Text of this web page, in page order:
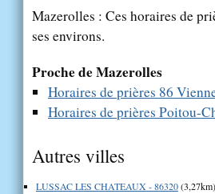
Mazerolles : Ces horaires de
ses environs.
Proche de Mazerolles
Horaires de prières 86
Horaires de prières Poitou-
Autres villes
LUSSAC LES CHATEAUX - 86320(3,27km)